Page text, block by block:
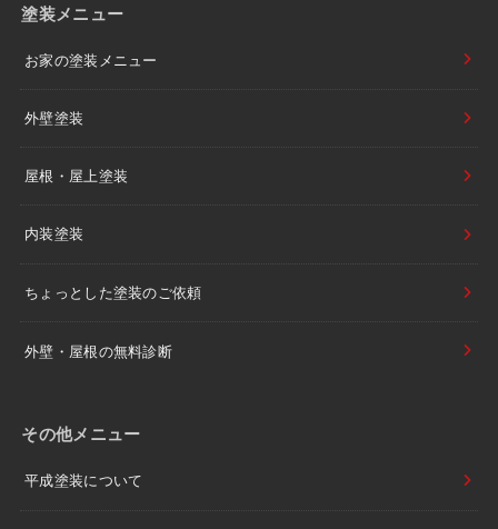
塗装メニュー
お家の塗装メニュー
外壁塗装
屋根・屋上塗装
内装塗装
ちょっとした塗装のご依頼
外壁・屋根の無料診断
その他メニュー
平成塗装について